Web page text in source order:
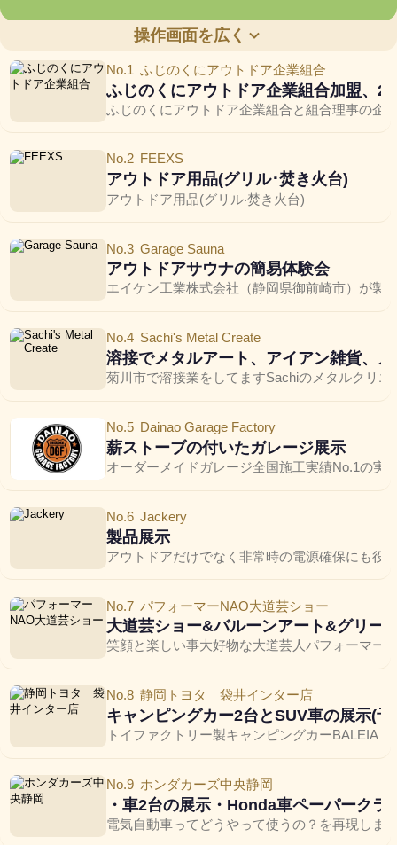
No.1 ふじのくにアウトドア企業組合
ふじのくにアウトドア企業組合加盟、2
ふじのくにアウトドア企業組合と組合理事の企
No.2 FEEXS
アウトドア用品(グリル･焚き火台)
アウトドア⽤品(グリル‧焚き⽕台)
No.3 Garage Sauna
アウトドアサウナの簡易体験会
エイケン工業株式会社（静岡県御前崎市）が製
No.4 Sachi's Metal Create
溶接でメタルアート、アイアン雑貨、
菊川市で溶接業をしてますSachiのメタルクリ
No.5 Dainao Garage Factory
薪ストーブの付いたガレージ展示
オーダーメイドガレージ全国施工実績No.1の実
No.6 Jackery
製品展示
アウトドアだけでなく非常時の電源確保にも役
No.7 パフォーマーNAO大道芸ショー
大道芸ショー&バルーンアート&グリー
No.8 静岡トヨタ 袋井インター店
キャンピングカー2台とSUV車の展示(
トイファクトリー製キャンピングカーBALEIA
No.9 ホンダカーズ中央静岡
・車2台の展示・Honda車ペーパークラ
電気自動車ってどうやって使うの？を再現しま
×
操作画面を広く